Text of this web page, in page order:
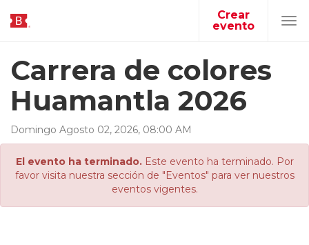
Crear
evento
Carrera de colores
Huamantla 2026
Domingo Agosto 02, 2026, 08:00 AM
El evento ha terminado.Este evento ha terminado. Por
favor visita nuestra sección de "Eventos" para ver nuestros
eventos vigentes.